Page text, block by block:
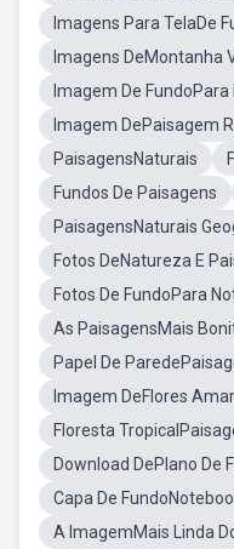
Imagens Para TelaDe
Imagens DeMontanha
Imagem De
Imagem DePaisagem
PaisagensNaturais
Fundos De Paisagens
PaisagensNaturais
Fotos DeNatureza E
Fotos De FundoPara
As PaisagensMais
Papel De
Imagem DeFlores
Floresta
Download DePlano De
Capa De
A ImagemMais Linda